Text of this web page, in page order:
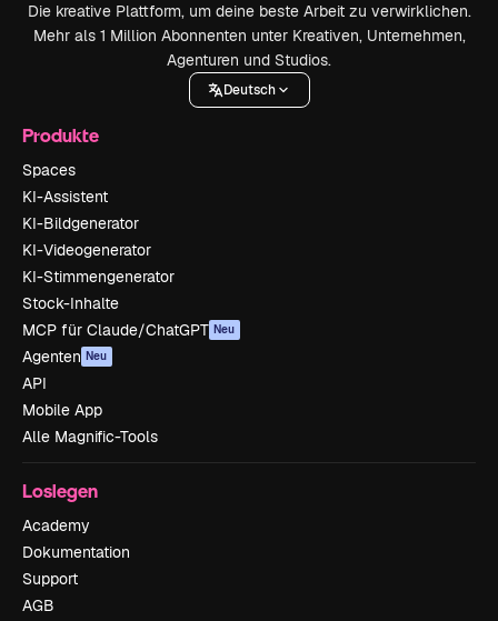
Die kreative Plattform, um deine beste Arbeit zu verwirklichen.
Mehr als 1 Million Abonnenten unter Kreativen, Unternehmen,
Agenturen und Studios.
Deutsch
Produkte
Spaces
KI-Assistent
KI-Bildgenerator
KI-Videogenerator
KI-Stimmengenerator
Stock-Inhalte
MCP für Claude/ChatGPT Neu
Agenten Neu
API
Mobile App
Alle Magnific-Tools
Loslegen
Academy
Dokumentation
Support
AGB